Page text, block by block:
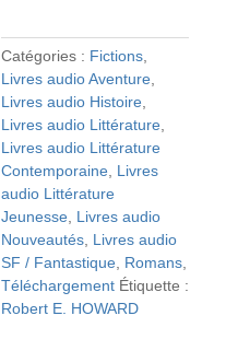
Gwahlur
&
autres
nouvelles
Catégories : Fictions
Livres audio Aventure
Livres audio Histoire
Livres audio Littérature
Livres audio Littérature
Contemporaine Livres
audio Littérature
Jeunesse Livres audio
Nouveautés Livres audio
SF / Fantastique Romans
Téléchargement Étiquette :
Robert E. HOWARD